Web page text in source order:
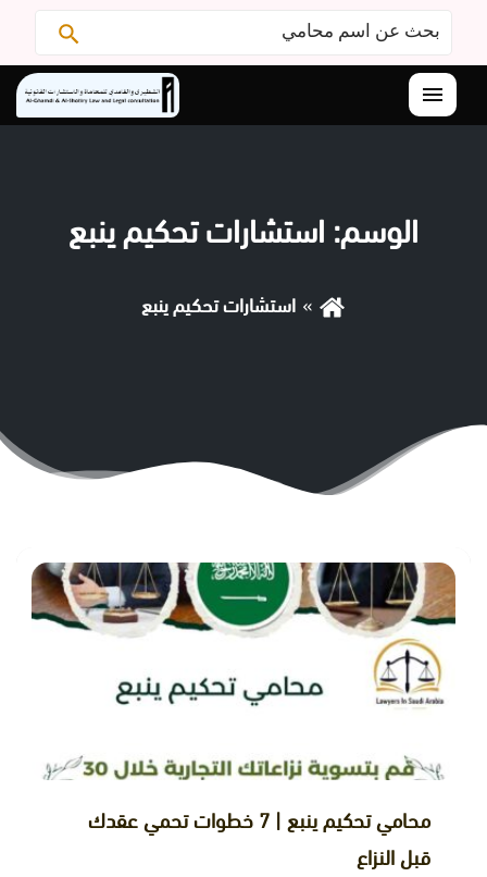
البحث
عن:
القائمة
الوسم: استشارات تحكيم ينبع
استشارات تحكيم ينبع
محامي تحكيم ينبع | 7 خطوات تحمي عقدك
قبل النزاع